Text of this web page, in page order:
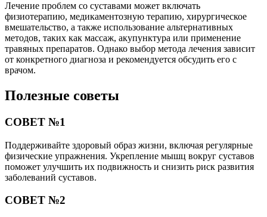
Лечение проблем со суставами может включать
физиотерапию, медикаментозную терапию, хирургическое
вмешательство, а также использование альтернативных
методов, таких как массаж, акупунктура или применение
травяных препаратов. Однако выбор метода лечения зависит
от конкретного диагноза и рекомендуется обсудить его с
врачом.
Полезные советы
СОВЕТ №1
Поддерживайте здоровый образ жизни, включая регулярные
физические упражнения. Укрепление мышц вокруг суставов
поможет улучшить их подвижность и снизить риск развития
заболеваний суставов.
СОВЕТ №2